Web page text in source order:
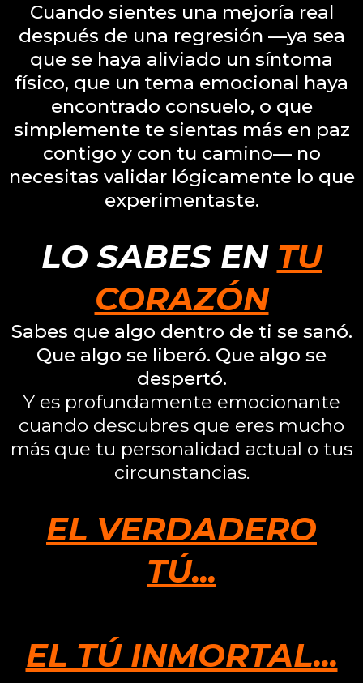
Cuando sientes una mejoría real
después de una regresión —ya sea
que se haya aliviado un síntoma
físico, que un tema emocional haya
encontrado consuelo, o que
simplemente te sientas más en paz
contigo y con tu camino— no
necesitas validar lógicamente lo que
experimentaste.
LO SABES EN TU
CORAZÓN
Sabes que algo dentro de ti se sanó.
Que algo se liberó. Que algo se
despertó.
Y es profundamente emocionante
cuando descubres que eres mucho
más que tu personalidad actual o tus
circunstancias.
EL VERDADERO
TÚ...
EL TÚ INMORTAL...